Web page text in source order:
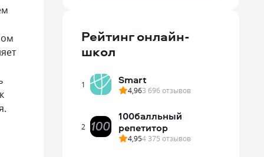
Рейтингонлайн-
школ
1 Smart
4,963 696 отзывов
2
100балльный
репетитор
4,954 375 отзывов